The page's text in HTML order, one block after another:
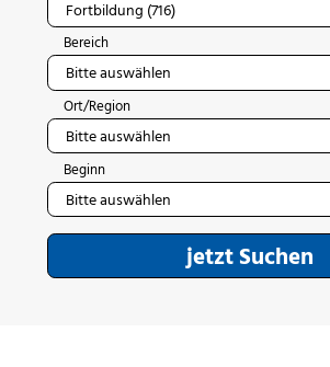
Bereich
Ort/Region
Beginn
jetzt Suchen